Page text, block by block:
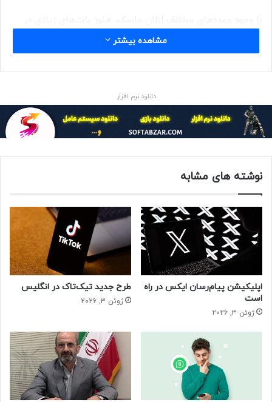
ایکس وجود دارند و بسیاری از آن‌ها به تیک آبی هم مجهز
شده‌اند. علاوه‌براین، با نگاهی به وضعیت کنونی شبکه اجتماعی
درنهایت از آنجایی که درحال‌حاضر شبکه اجتماعی ایکس
پاسخ‌های حساب‌های تأییدشده را در اولویت قرار می‌دهد، ویژگی
اخیر اثر چندانی روی کاربران صاحب سرویس ایکس پریمیوم
نخواهد داشت. بنابراین به‌جای اینکه با یک ویژگی کاربردی برای
کاربران ایکس پریمیوم روبه‌رو باشیم، این شبکه اجتماعی یک
محدودیت جدید برای کاربران عادی ایجاد کرده است.
حتما بخوانید :احتمال پولی شدن کامل توییتر
شبکه اجتماعی ایکس
مشاهده بیشتر
دانلود نرم افزار
نوشته های مشابه
اپلیکیشن پیام‌رسان ایکس در راه
است
ژوئن 3, 2026
طرح جدید تیک‌تاک در انگلیس
ژوئن 3, 2026